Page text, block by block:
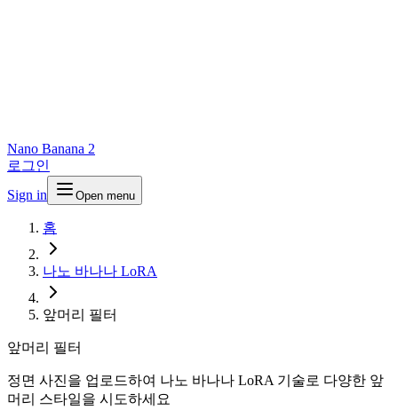
Nano Banana 2
로그인
Sign in
Open menu
홈
나노 바나나 LoRA
앞머리 필터
앞머리 필터
정면 사진을 업로드하여 나노 바나나 LoRA 기술로 다양한 앞
머리 스타일을 시도하세요